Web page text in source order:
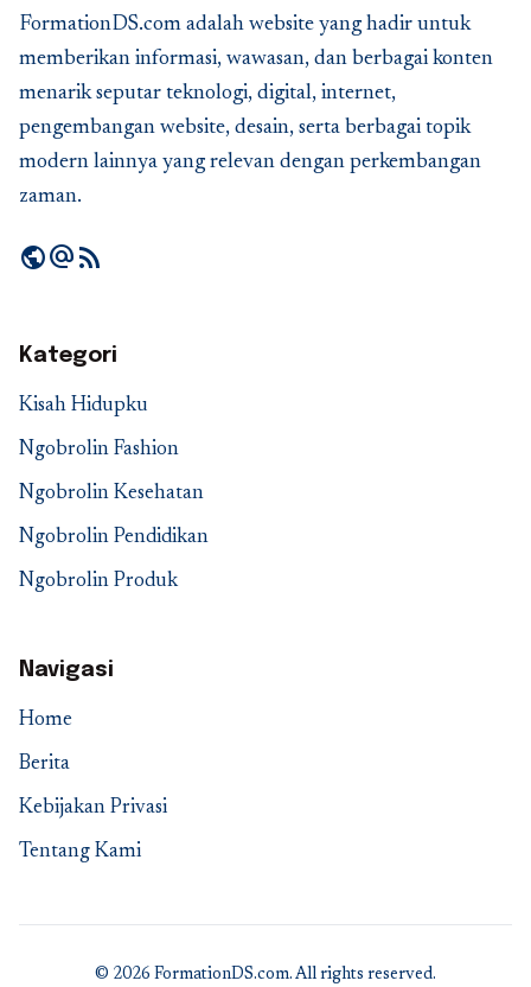
FormationDS.com adalah website yang hadir untuk
memberikan informasi, wawasan, dan berbagai konten
menarik seputar teknologi, digital, internet,
pengembangan website, desain, serta berbagai topik
modern lainnya yang relevan dengan perkembangan
zaman.
publicalternate_emailrss_feed
Kategori
Kisah Hidupku
Ngobrolin Fashion
Ngobrolin Kesehatan
Ngobrolin Pendidikan
Ngobrolin Produk
Navigasi
Home
Berita
Kebijakan Privasi
Tentang Kami
© 2026 FormationDS.com. All rights reserved.